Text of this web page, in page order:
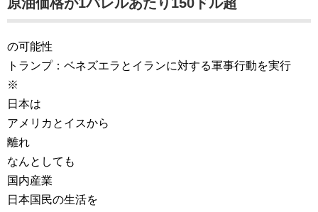
の可能性
トランプ：ベネズエラとイランに対する軍事行動を実行
※
日本は
アメリカとイスから
離れ
なんとしても
国内産業
日本国民の生活を